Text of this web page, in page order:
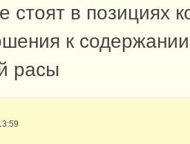
стоят в позициях
к
расы